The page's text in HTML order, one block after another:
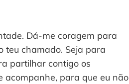
Dá-me coragem para
teu chamado. Seja para
partilhar contigo os
acompanhe, para que eu não